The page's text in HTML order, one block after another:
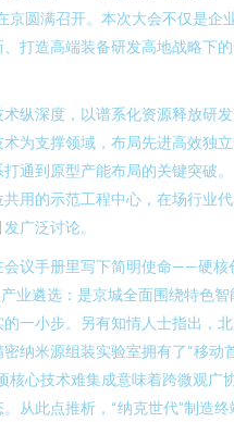
京圆满召开。本次大会不仅是企
打造高端装备研发高地战略下
纵深度，以谱系化资源释放研
为支撑领域，布局先进高效独
通到原型产能布局的关键突破
用的示范工程中心，在场行业
广泛讨论。
会议手册里写下简明使命——硬核
业遴选：是京城全面围绕特色智
一小步。另有知情人士指出，
纳米源组装实验室拥有了“移动
核心技术难集成意味着跨微观广
从此点推析，“纳克世代”制造终